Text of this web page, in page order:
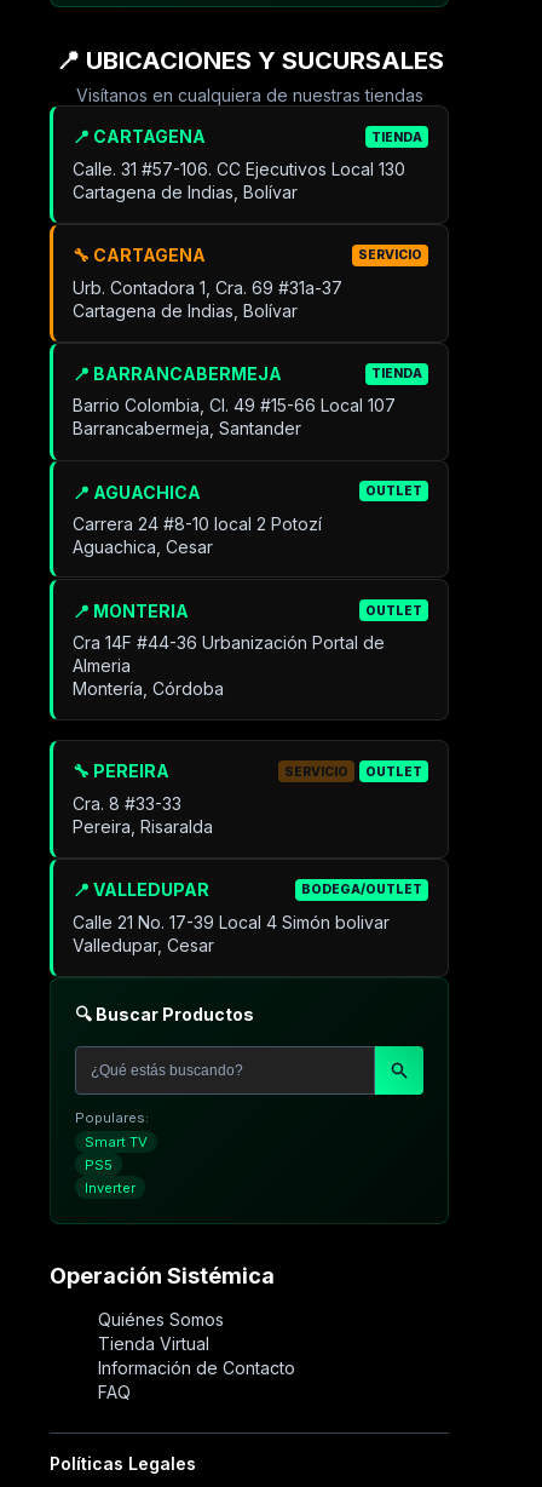
📍 UBICACIONES Y SUCURSALES
Visítanos en cualquiera de nuestras tiendas
📍 CARTAGENA TIENDA
Calle. 31 #57-106. CC Ejecutivos Local 130
Cartagena de Indias, Bolívar
🔧 CARTAGENA SERVICIO
Urb. Contadora 1, Cra. 69 #31a-37
Cartagena de Indias, Bolívar
📍 BARRANCABERMEJA TIENDA
Barrio Colombia, Cl. 49 #15-66 Local 107
Barrancabermeja, Santander
📍 AGUACHICA OUTLET
Carrera 24 #8-10 local 2 Potozí
Aguachica, Cesar
📍 MONTERIA OUTLET
Cra 14F #44-36 Urbanización Portal de
Almeria
Montería, Córdoba
📍 VALLEDUPAR BODEGA/OUTLET
Calle 21 No. 17-39 Local 4 Simón bolivar
Valledupar, Cesar
🔧 PEREIRA SERVICIO OUTLET
Cra. 8 #33-33
Pereira, Risaralda
🔍 Buscar Productos
Populares:
Smart TV
PS5
Inverter
Operación Sistémica
Quiénes Somos
Tienda Virtual
Información de Contacto
FAQ
Políticas Legales